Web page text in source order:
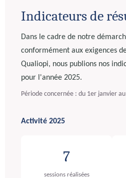
Indicateurs de
Dans le cadre de notre
conformément aux exigences
Qualiopi, nous publions nos
pour l'année 2025.
Période concernée : du 1er janvier
Activité 2025
7
sessions réalisées